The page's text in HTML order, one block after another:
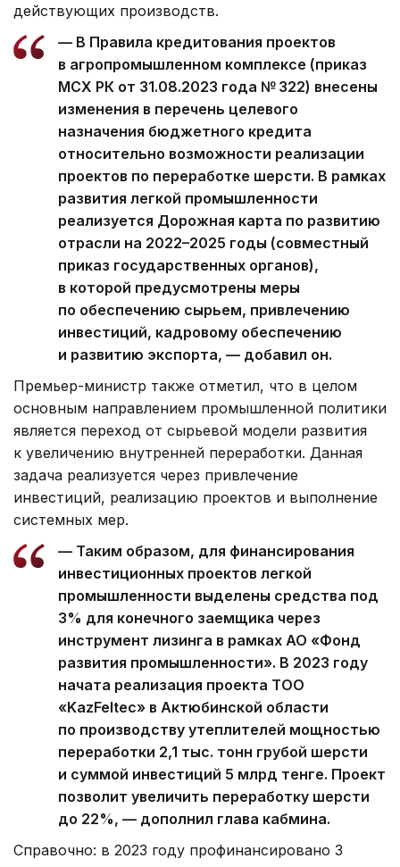
действующих производств.
— В Правила кредитования проектов
в агропромышленном комплексе (приказ
МСХ РК от 31.08.2023 года № 322) внесены
изменения в перечень целевого
назначения бюджетного кредита
относительно возможности реализации
проектов по переработке шерсти. В рамках
развития легкой промышленности
реализуется Дорожная карта по развитию
отрасли на 2022–2025 годы (совместный
приказ государственных органов),
в которой предусмотрены меры
по обеспечению сырьем, привлечению
инвестиций, кадровому обеспечению
и развитию экспорта, — добавил он.
Премьер-министр также отметил, что в целом
основным направлением промышленной политики
является переход от сырьевой модели развития
к увеличению внутренней переработки. Данная
задача реализуется через привлечение
инвестиций, реализацию проектов и выполнение
системных мер.
— Таким образом, для финансирования
инвестиционных проектов легкой
промышленности выделены средства под
3% для конечного заемщика через
инструмент лизинга в рамках АО «Фонд
развития промышленности». В 2023 году
начата реализация проекта ТОО
«KazFeltec» в Актюбинской области
по производству утеплителей мощностью
переработки 2,1 тыс. тонн грубой шерсти
и суммой инвестиций 5 млрд тенге. Проект
позволит увеличить переработку шерсти
до 22%, — дополнил глава кабмина.
Справочно: в 2023 году профинансировано 3